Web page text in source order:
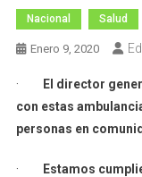
Nacional Salud
Enero 9, 2020
·
El director
con estas
personas en
·
Estamos